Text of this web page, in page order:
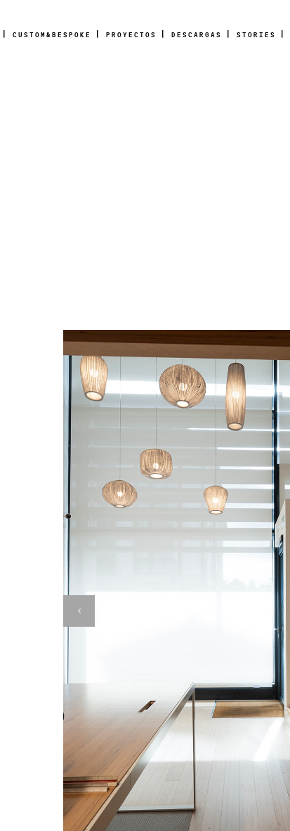
CUSTOM&BESPOKE PROYECTOS DESCARGAS STORIES